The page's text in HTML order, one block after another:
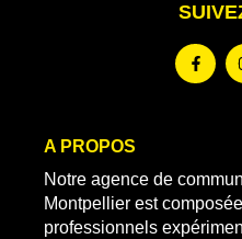
A PROPOS
Notre agence de
Montpellier est
professionnels